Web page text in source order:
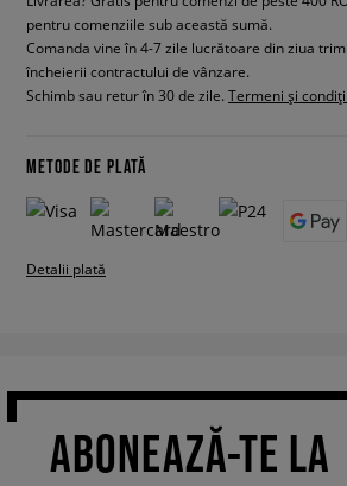
pentru comenziile sub această sumă.
Comanda vine în 4-7 zile lucrătoare din ziua
încheierii contractului de vânzare.
Schimb sau retur în 30 de zile. Termeni și condiții
METODE DE PLATĂ
Detalii plată
ABONEAZĂ-TE LA